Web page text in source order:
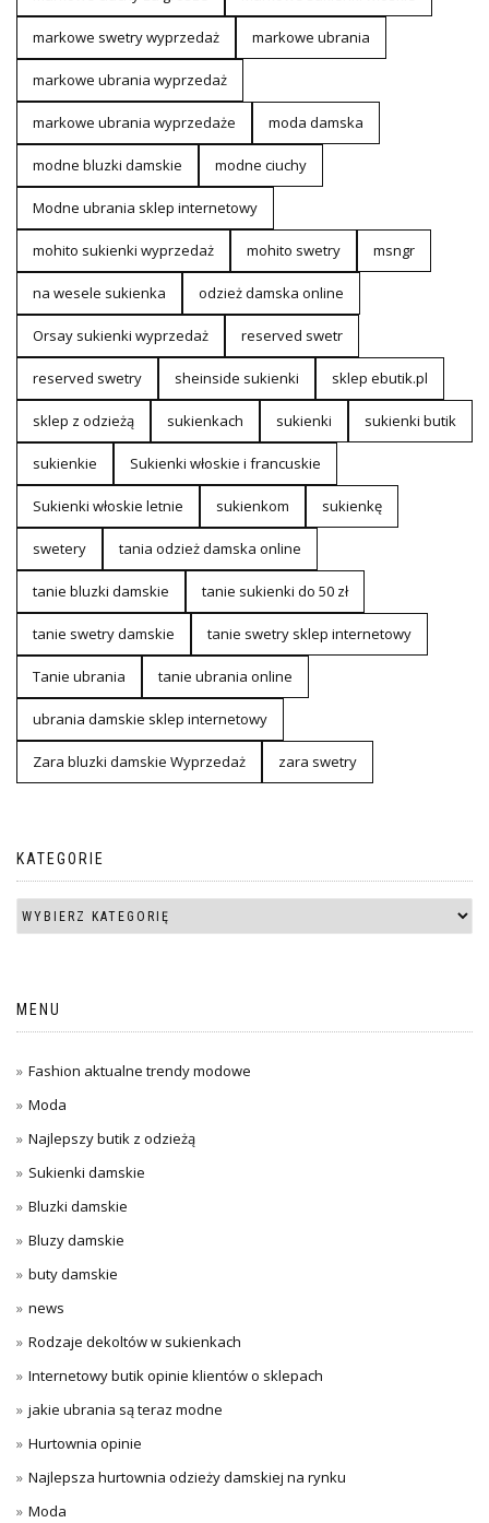
markowe swetry wyprzedaż markowe ubrania
markowe ubrania wyprzedaż
markowe ubrania wyprzedaże moda damska
modne bluzki damskie modne ciuchy
Modne ubrania sklep internetowy
mohito sukienki wyprzedaż mohito swetry msngr
na wesele sukienka odzież damska online
Orsay sukienki wyprzedaż reserved swetr
reserved swetry sheinside sukienki sklep ebutik.pl
sklep z odzieżą sukienkach sukienki sukienki butik
sukienkie Sukienki włoskie i francuskie
Sukienki włoskie letnie sukienkom sukienkę
swetery tania odzież damska online
tanie bluzki damskie tanie sukienki do 50 zł
tanie swetry damskie tanie swetry sklep internetowy
Tanie ubrania tanie ubrania online
ubrania damskie sklep internetowy
Zara bluzki damskie Wyprzedaż zara swetry
KATEGORIE
MENU
Fashion aktualne trendy modowe
Moda
Najlepszy butik z odzieżą
Sukienki damskie
Bluzki damskie
Bluzy damskie
buty damskie
news
Rodzaje dekoltów w sukienkach
Internetowy butik opinie klientów o sklepach
jakie ubrania są teraz modne
Hurtownia opinie
Najlepsza hurtownia odzieży damskiej na rynku
Moda